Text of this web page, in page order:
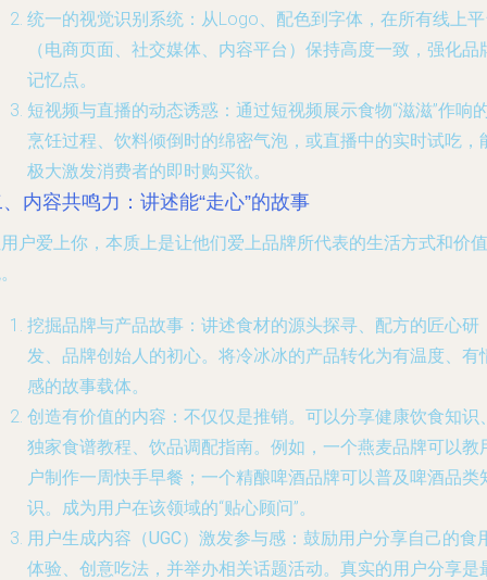
统一的视觉识别系统 ：从Logo、配色到字体，在所有线上
（电商页面、社交媒体、内容平台）保持高度一致，强化品
记忆点。
短视频与直播的动态诱惑 ：通过短视频展示食物“滋滋”作响
烹饪过程、饮料倾倒时的绵密气泡，或直播中的实时试吃，
极大激发消费者的即时购买欲。
内容共鸣力：讲述能“走心”的故事
户爱上你，本质上是让他们爱上品牌所代表的生活方式和价值
挖掘品牌与产品故事 ：讲述食材的源头探寻、配方的匠心研
发、品牌创始人的初心。将冷冰冰的产品转化为有温度、有
感的故事载体。
创造有价值的内容 ：不仅仅是推销。可以分享健康饮食知识
独家食谱教程、饮品调配指南。例如，一个燕麦品牌可以教
户制作一周快手早餐；一个精酿啤酒品牌可以普及啤酒品类
识。成为用户在该领域的“贴心顾问”。
用户生成内容（UGC）激发参与感 ：鼓励用户分享自己的食
体验、创意吃法，并举办相关话题活动。真实的用户分享是